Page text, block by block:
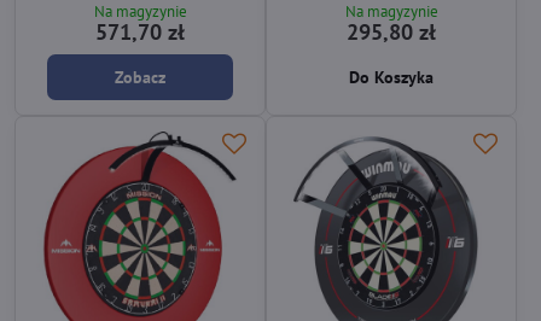
Na magyzynie
571,70 zł
Zobacz
Na magyzynie
295,80 zł
Do Koszyka